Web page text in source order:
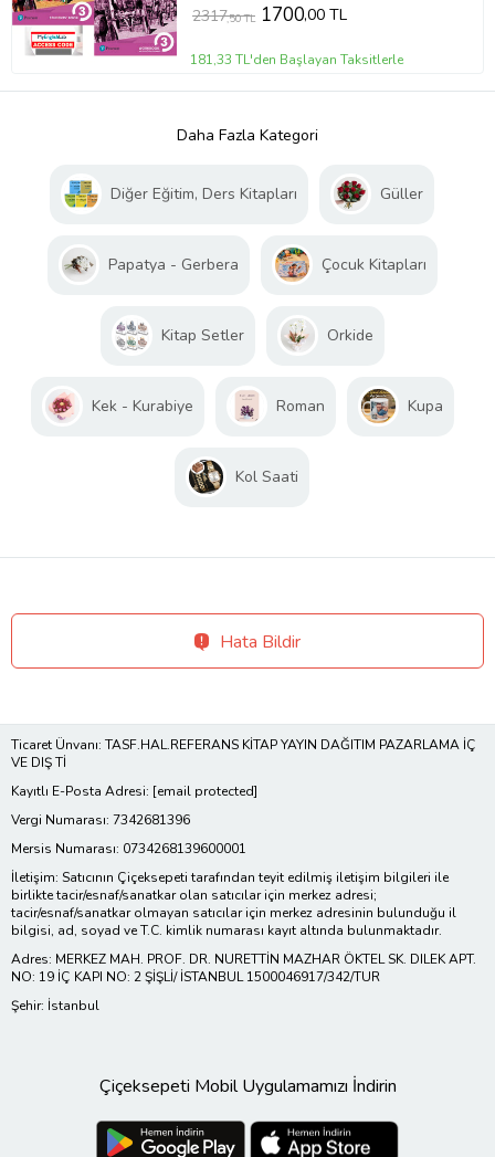
2317,50 TL 1700,00 TL
181,33 TL'den Başlayan Taksitlerle
Daha Fazla Kategori
Diğer Eğitim, Ders Kitapları Güller
Papatya - Gerbera Çocuk Kitapları
Kitap Setler Orkide
Kek - Kurabiye Roman Kupa
Kol Saati
Hata Bildir
Ticaret Ünvanı: TASF.HAL.REFERANS KİTAP YAYIN DAĞITIM PAZARLAMA İÇ
VE DIŞ Tİ
Kayıtlı E-Posta Adresi: [email protected]
Vergi Numarası: 7342681396
Mersis Numarası: 0734268139600001
İletişim: Satıcının Çiçeksepeti tarafından teyit edilmiş iletişim bilgileri ile
birlikte tacir/esnaf/sanatkar olan satıcılar için merkez adresi;
tacir/esnaf/sanatkar olmayan satıcılar için merkez adresinin bulunduğu il
bilgisi, ad, soyad ve T.C. kimlik numarası kayıt altında bulunmaktadır.
Adres: MERKEZ MAH. PROF. DR. NURETTİN MAZHAR ÖKTEL SK. DILEK APT.
NO: 19 İÇ KAPI NO: 2 ŞİŞLİ/ İSTANBUL 1500046917/342/TUR
Şehir: İstanbul
Çiçeksepeti Mobil Uygulamamızı İndirin